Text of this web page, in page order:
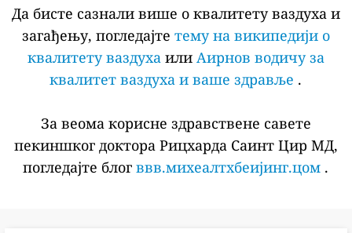
Да бисте сазнали више о квалитету ваздуха и
загађењу, погледајте тему на википедији о
квалитету ваздуха или Аирнов водичу за
квалитет ваздуха и ваше здравље .
За веома корисне здравствене савете
пекиншког доктора Рицхарда Саинт Цир МД,
погледајте блогввв.михеалтхбеијинг.цом .